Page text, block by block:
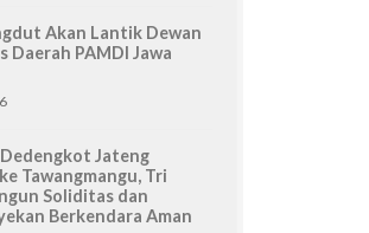
Akan Lantik Dewan
Daerah PAMDI Jawa
Dedengkot Jateng
Tawangmangu, Tri
Soliditas dan
Berkendara Aman